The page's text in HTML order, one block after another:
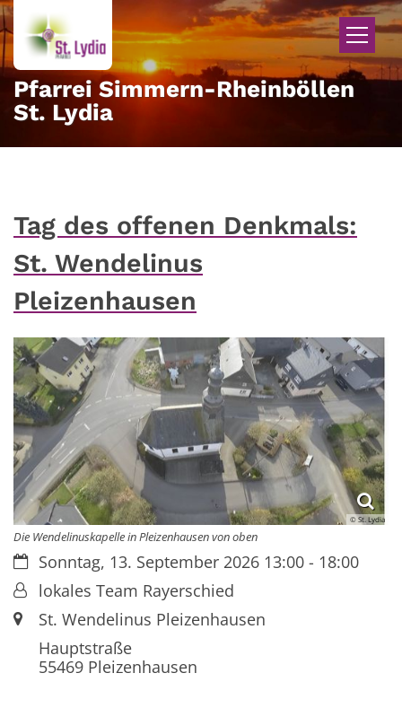
Zum Inhalt springen
Pfarrei Simmern-Rheinböllen
St. Lydia
Tag des offenen Denkmals:
St. Wendelinus
Pleizenhausen
© St. Lydia
Die Wendelinuskapelle in Pleizenhausen von oben
Datum:Sonntag, 13. September 2026 13:00 - 18:00
Von:lokales Team Rayerschied
Ort:St. Wendelinus Pleizenhausen
Hauptstraße
55469 Pleizenhausen